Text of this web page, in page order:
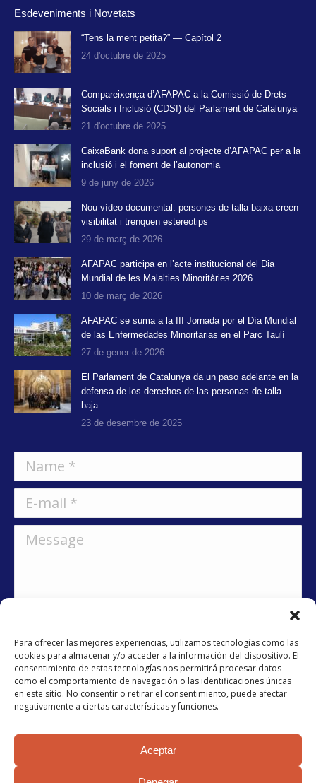
Para ofrecer las mejores experiencias, utilizamos tecnologías como las
cookies para almacenar y/o acceder a la información del dispositivo. El
consentimiento de estas tecnologías nos permitirá procesar datos
como el comportamiento de navegación o las identificaciones únicas
en este sitio. No consentir o retirar el consentimiento, puede afectar
negativamente a ciertas características y funciones.
Aceptar
opens
in
new
window
opens
in
new
window
opens
in
new
window
Esdeveniments i Novetats
“Tens la ment petita?” — Capítol 2
24 d'octubre de 2025
Compareixença d’AFAPAC a la Comissió de Drets
Socials i Inclusió (CDSI) del Parlament de Catalunya
21 d'octubre de 2025
CaixaBank dona suport al projecte d’AFAPAC per a la
inclusió i el foment de l’autonomia
9 de juny de 2026
Nou vídeo documental: persones de talla baixa creen
visibilitat i trenquen estereotips
29 de març de 2026
AFAPAC participa en l’acte institucional del Dia
Mundial de les Malalties Minoritàries 2026
10 de març de 2026
AFAPAC se suma a la III Jornada por el Día Mundial
de las Enfermedades Minoritarias en el Parc Taulí
27 de gener de 2026
El Parlament de Catalunya da un paso adelante en la
defensa de los derechos de las personas de talla
baja.
23 de desembre de 2025
He llegit i accepto lapolítica de privacitat